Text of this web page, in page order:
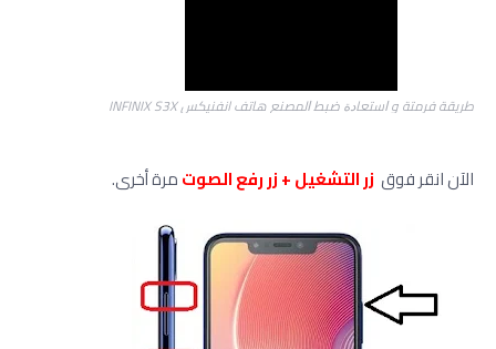
ﻃﺮﻳﻘﺔ فرمتة و ﺍﺳﺘﻌﺎﺩﺓ ﺿﺒﻂ ﺍﻟﻤﺼﻨﻊ هاتف انفنيكس INFINIX S3X
الآن انقر فوق زر التشغيل + زررفع الصوتمرة أخرى.